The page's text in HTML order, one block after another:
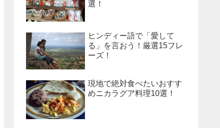
選！
ヒンディー語で「愛して
る」を言おう！厳選15フレ
ーズ！
現地で絶対食べたいおすす
めニカラグア料理10選！